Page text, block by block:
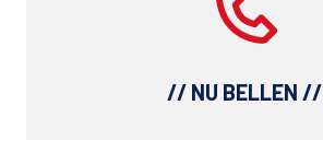
// NU BELLEN //